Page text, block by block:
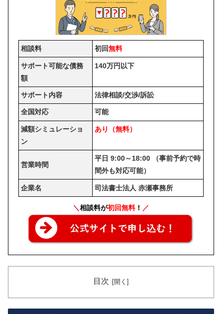
相談料 初回無料
サポート可能な債務
額
140万円以下
サポート内容 法律相談/交渉/訴訟
全国対応 可能
減額シミュレーショ
ン
あり（無料）
営業時間
平日 9:00～18:00 （事前予約で時
間外も対応可能）
企業名 司法書士法人 赤瀬事務所
＼相談料が初回無料！ ／
目次